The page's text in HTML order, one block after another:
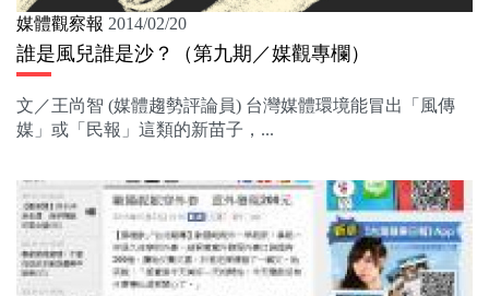
媒體觀察報 2014/02/20
誰是風兒誰是沙？（第九期／媒觀專欄）
文／王尚智 (媒體趨勢評論員) 台灣媒體環境能冒出「風傳
媒」或「民報」這類的新苗子，...